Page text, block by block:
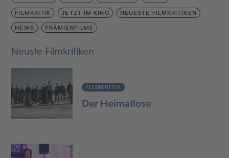
FILMKRITIK JETZT IM KINO NEUESTE FILMKRITIKEN
NEWS PRÄMIENFILME
Neuste Filmkritiken
FILMKRITIK
Der Heimatlose